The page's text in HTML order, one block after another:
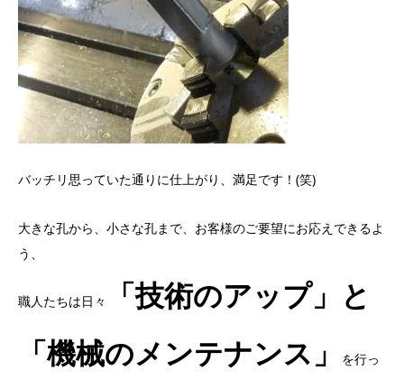
バッチリ思っていた通りに仕上がり、満足です！(笑)
大きな孔から、小さな孔まで、お客様のご要望にお応えできるよ
う、
職人たちは日々
「技術のアップ」と
「機械のメンテナンス」
を行っ